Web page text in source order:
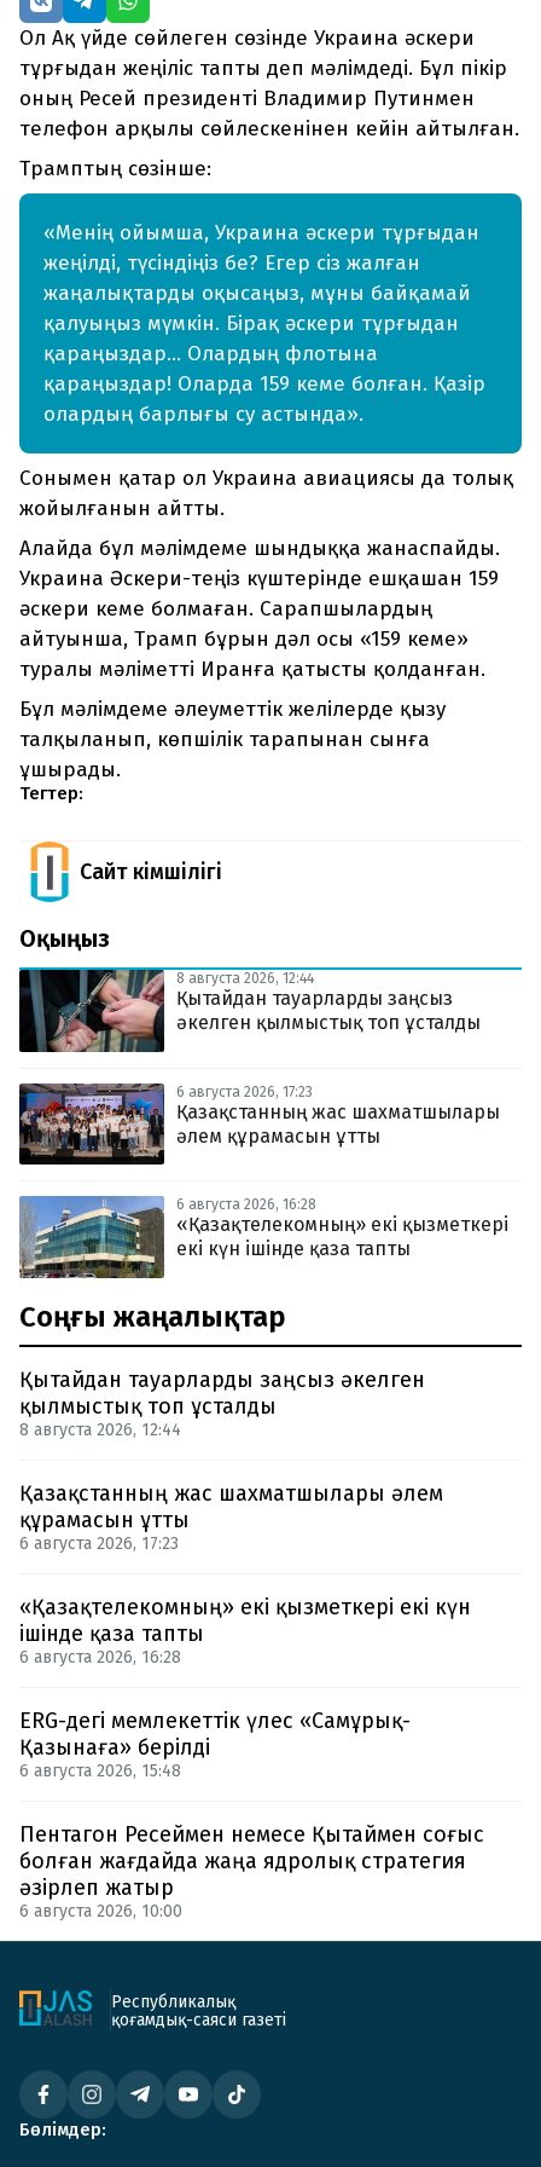
Ол Ақ үйде сөйлеген сөзінде Украина әскери
тұрғыдан жеңіліс тапты деп мәлімдеді. Бұл пікір
оның Ресей президенті Владимир Путинмен
телефон арқылы сөйлескенінен кейін айтылған.
Трамптың сөзінше:
«Менің ойымша, Украина әскери тұрғыдан
жеңілді, түсіндіңіз бе? Егер сіз жалған
жаңалықтарды оқысаңыз, мұны байқамай
қалуыңыз мүмкін. Бірақ әскери тұрғыдан
қараңыздар… Олардың флотына
қараңыздар! Оларда 159 кеме болған. Қазір
олардың барлығы су астында».
Сонымен қатар ол Украина авиациясы да толық
жойылғанын айтты.
Алайда бұл мәлімдеме шындыққа жанаспайды.
Украина Әскери-теңіз күштерінде ешқашан 159
әскери кеме болмаған. Сарапшылардың
айтуынша, Трамп бұрын дәл осы «159 кеме»
туралы мәліметті Иранға қатысты қолданған.
Бұл мәлімдеме әлеуметтік желілерде қызу
талқыланып, көпшілік тарапынан сынға
ұшырады.
Тегтер:
Сайт Әкімшілігі
Оқыңыз
8 августа 2026, 12:44
Қытайдан тауарларды заңсыз
әкелген қылмыстық топ ұсталды
6 августа 2026, 17:23
Қазақстанның жас шахматшылары
әлем құрамасын ұтты
6 августа 2026, 16:28
«Қазақтелекомның» екі қызметкері
екі күн ішінде қаза тапты
Соңғы жаңалықтар
Қытайдан тауарларды заңсыз әкелген
қылмыстық топ ұсталды
8 августа 2026, 12:44
Қазақстанның жас шахматшылары әлем
құрамасын ұтты
6 августа 2026, 17:23
«Қазақтелекомның» екі қызметкері екі күн
ішінде қаза тапты
6 августа 2026, 16:28
ERG-дегі мемлекеттік үлес «Самұрық-
Қазынаға» берілді
6 августа 2026, 15:48
Пентагон Ресеймен немесе Қытаймен соғыс
болған жағдайда жаңа ядролық стратегия
әзірлеп жатыр
6 августа 2026, 10:00
Республикалық
қоғамдық-саяси газеті
Бөлімдер: